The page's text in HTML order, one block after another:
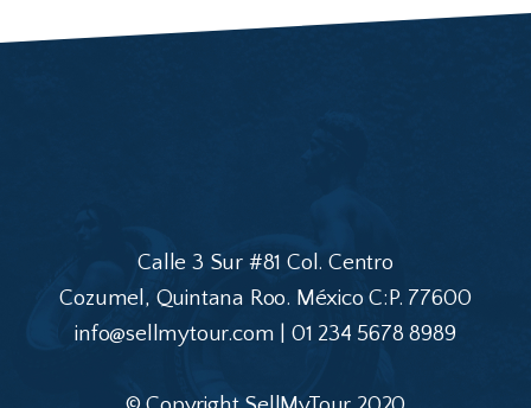
Calle 3 Sur #81 Col. Centro
Cozumel, Quintana Roo. México C:P. 77600
info@sellmytour.com | 01 234 5678 8989